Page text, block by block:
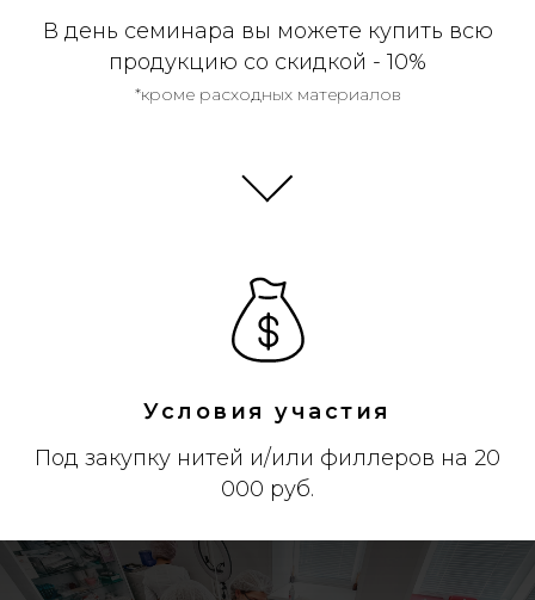
В день семинара вы можете купить всю
продукцию со скидкой - 10%
*кроме расходных материалов
Условия участия
Под закупку нитей и/или филлеров на 20
000 руб.